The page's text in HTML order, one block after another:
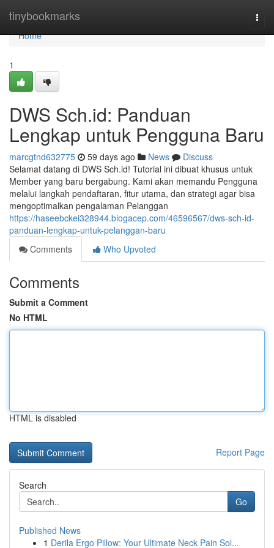
tinybookmarks
Home
Home
1
DWS Sch.id: Panduan
Lengkap untuk Pengguna Baru
marcgtnd632775 59 days ago News
Discuss
Selamat datang di DWS Sch.id! Tutorial ini dibuat khusus untuk
Member yang baru bergabung. Kami akan memandu Pengguna
melalui langkah pendaftaran, fitur utama, dan strategi agar bisa
mengoptimalkan pengalaman Pelanggan
https://haseebckei328944.blogacep.com/46596567/dws-sch-id-
panduan-lengkap-untuk-pelanggan-baru
Comments
Who Upvoted
Comments
Submit a Comment
No HTML
HTML is disabled
Report Page
Search
Go
Published News
1 Derila Ergo Pillow: Your Ultimate Neck Pain Sol...